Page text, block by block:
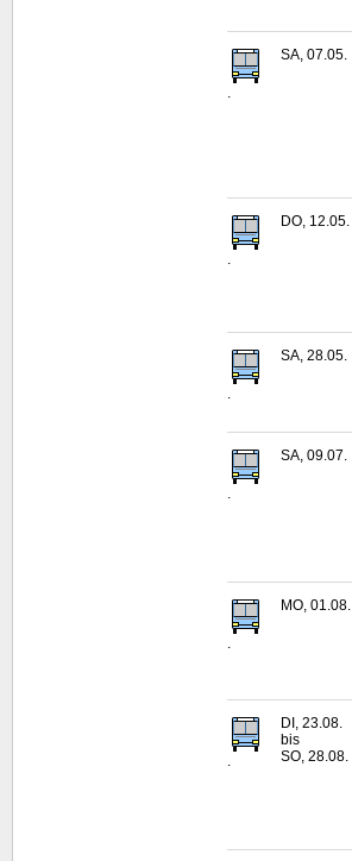
SA, 07.05.
.
DO, 12.05.
SA, 28.05.
.
SA, 09.07.
.
MO, 01.08.
DI, 23.08.
bis
SO, 28.08.